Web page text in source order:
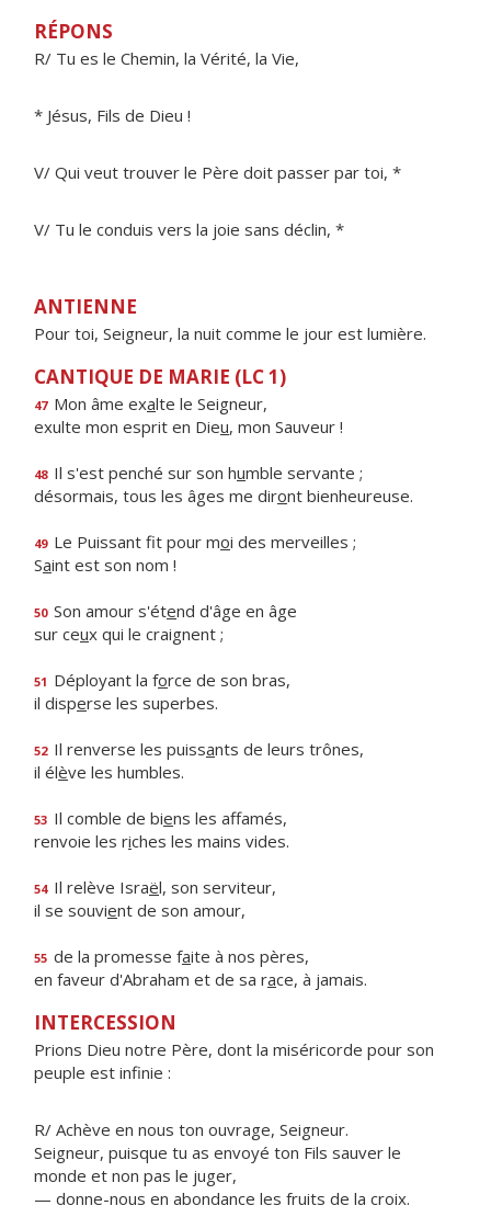
RÉPONS
R/ Tu es le Chemin, la Vérité, la Vie,
* Jésus, Fils de Dieu !
V/ Qui veut trouver le Père doit passer par toi, *
V/ Tu le conduis vers la joie sans déclin, *
ANTIENNE
Pour toi, Seigneur, la nuit comme le jour est lumière.
CANTIQUE DE MARIE (LC 1)
47 Mon âme exalte le Seigneur,
exulte mon esprit en Dieu, mon Sauveur !
48 Il s'est penché sur son humble servante ;
désormais, tous les âges me diront bienheureuse.
49 Le Puissant fit pour moi des merveilles ;
Saint est son nom !
50 Son amour s'étend d'âge en âge
sur ceux qui le craignent ;
51 Déployant la force de son bras,
il disperse les superbes.
52 Il renverse les puissants de leurs trônes,
il élève les humbles.
53 Il comble de biens les affamés,
renvoie les riches les mains vides.
54 Il relève Israël, son serviteur,
il se souvient de son amour,
55 de la promesse faite à nos pères,
en faveur d'Abraham et de sa race, à jamais.
INTERCESSION
Prions Dieu notre Père, dont la miséricorde pour son
peuple est infinie :
R/ Achève en nous ton ouvrage, Seigneur.
Seigneur, puisque tu as envoyé ton Fils sauver le
monde et non pas le juger,
— donne-nous en abondance les fruits de la croix.